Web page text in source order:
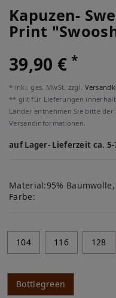
Kapuzen-
Print
39,90 €*
* inkl. ges. MwSt. zzgl.
** gilt für Lieferungen
Länder entnehmen Sie bitte der
Versandinformationen.
auf Lager- Lieferzeit ca.
Material:95%
Farbe:
104 116 128
Bottlegreen